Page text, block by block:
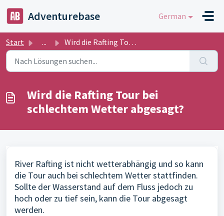
Adventurebase German
Start ... Wird die Rafting Tour bei schlechtem Wetter abgesagt?
Wird die Rafting Tour bei
schlechtem Wetter abgesagt?
River Rafting ist nicht wetterabhängig und so kann
die Tour auch bei schlechtem Wetter stattfinden.
Sollte der Wasserstand auf dem Fluss jedoch zu
hoch oder zu tief sein, kann die Tour abgesagt
werden.